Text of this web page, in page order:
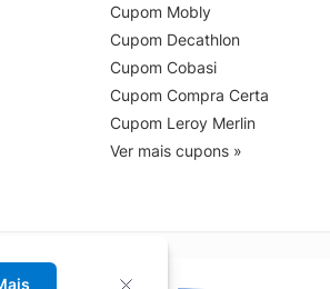
Cupom Mobly
Cupom Decathlon
Cupom Cobasi
Cupom Compra Certa
Cupom Leroy Merlin
Ver mais cupons »